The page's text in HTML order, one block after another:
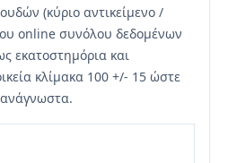
(κύριο αντικείμενο /
online συνόλου δεδομένων
εκατοστημόρια και
κλίμακα 100 +/- 15 ώστε